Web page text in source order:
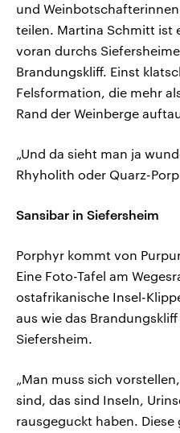
und
teilen. Martina Schmitt ist
voran durchs
Brandungskliff. Einst
Felsformation, die mehr
Rand der Weinberge
„Und da sieht man ja
Rhyholith oder Quarz-
Sansibar in Siefersheim
Porphyr kommt von
Eine Foto-Tafel am
ostafrikanische Insel-
aus wie das
Siefersheim.
„Man muss sich
sind, das sind Inseln,
rausgeguckt haben. Diese